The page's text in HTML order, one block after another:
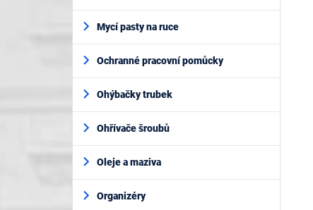
Mycí pasty na ruce
Ochranné pracovní pomůcky
Ohýbačky trubek
Ohřívače šroubů
Oleje a maziva
Organizéry